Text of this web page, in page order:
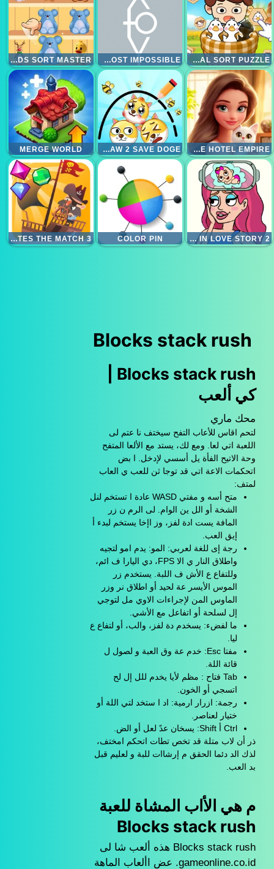
FARM ANIMAL SORT PUZZLE
X TO Y ALMOST IMPOSSIBLE
GOODS SORT MASTER
MERGE HOTEL EMPIRE
DRAW 2 SAVE DOGE
MERGE WORLD
BRAIN OUT IN LOVE STORY 2
COLOR PIN
PIRATES THE MATCH 3
Blocks stack rush
كي ألعب
محك ماري
لتحم اقاس للأعاب التفح سيختف نا عتم لى
اللعبة اتي لعا. ومع لك، يستد مع الألعا المتفح
وحة الاتيح الفأة يل أسسي لإدخل. ا بض
اتحكمات الاعة اتي قد توجا ثن للعب ي العاب
لمتف:
متح أسه و مفتي WASD عادة ا تستخم لنل
الشخة أو الل ين الوام. لى الرم ن زر
المافة يست ادة لفز، وز اإخا يستخم لبدء أ
إيق العب.
رجة إى للغة لعربي: المو: يدم امو لتجيه
واطلاق النار ي الا FPS، دي اليارا ف ائم،
وللتفاع ع الأش ف اللبة. يستخدم زر
الموس الأيسر عة لحيد أو اطلاق نر وزر
الماوس المن لإجراءات الاوي مل لتوجي
إل لسلحة أو اتفاعل مع الأشي.
ما لفضء: يسخدم دة لفز، والب، أو لتفاع ع
ليا.
مفتا Esc: خدم عة وق العبة و لصول ل
قائة اللة.
Tab فتاح : مظم لأيا يخدم للل إل لح
اتسجي أو الخون.
رجمة: ازرار ارمية: اد ا ستخد لتي اللة أو
ختيار لعناصر.
Ctrl أ Shift: يسخان عدً لعل أو الض.
ذر أن لاب متلة قد تخص تطات اتحكم امختف،
لذك الد دئما الحقق م إرشاات للبة و لعليم قبل
بد العب.
م هي الأاب المشاة للعبة
Blocks stack rush
Blocks stack rush هذه ألعب شا لى
gameonline.co.id. عض األعاب الماهة